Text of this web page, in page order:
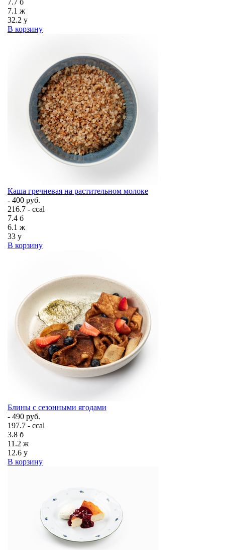
7.7 б
7.1 ж
32.2 у
В корзину
Каша гречневая на растительном молоке
- 400 руб.
216.7 - ccal
7.4 б
6.1 ж
33 у
В корзину
Блины с сезонными ягодами
- 490 руб.
197.7 - ccal
3.8 б
11.2 ж
12.6 у
В корзину